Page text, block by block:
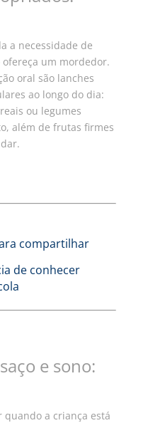
a necessidade de
um mordedor.
oral são lanches
ao longo do dia:
ou legumes
além de frutas firmes
compartilhar
de conhecer
e sono:
a criança está